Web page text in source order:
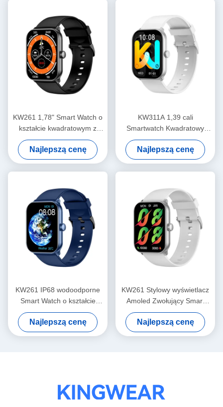
KW261 1,78" Smart Watch o
kształcie kwadratowym z
wyświetlaczem Amoled i
Bluetooth
Najlepszą cenę
KW311A 1,39 cali
Smartwatch Kwadratowy
kształt IP68 wodoodporny
Smart Watch Bluetooth
Najlepszą cenę
KW261 IP68 wodoodporne
Smart Watch o kształcie
kwadratowym z
wyświetlaczem Amoled i
wywołaniem
Najlepszą cenę
KW261 Stylowy wyświetlacz
Amoled Zwołujący Smart
Watch 1,78 cali Amoled
Smartwatch
Najlepszą cenę